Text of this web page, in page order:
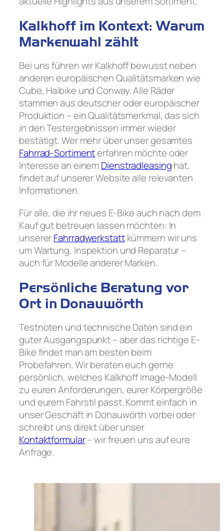
Kalkhoff im Kontext: Warum
Markenwahl zählt
Bei uns führen wir Kalkhoff bewusst neben
anderen europäischen Qualitätsmarken wie
Cube, Haibike und Conway. Alle Räder
stammen aus deutscher oder europäischer
Produktion – ein Qualitätsmerkmal, das sich
in den Testergebnissen immer wieder
bestätigt. Wer mehr über unser gesamtes
Fahrrad-Sortimenterfahren möchte oder
Interesse an einemDienstradleasinghat,
findet auf unserer Website alle relevanten
Informationen.
Für alle, die ihr neues E-Bike auch nach dem
Kauf gut betreuen lassen möchten: In
unsererFahrradwerkstattkümmern wir uns
um Wartung, Inspektion und Reparatur –
auch für Modelle anderer Marken.
Persönliche Beratung vor
Ort in Donauwörth
Testnoten und technische Daten sind ein
guter Ausgangspunkt – aber das richtige E-
Bike findet man am besten beim
Probefahren. Wir beraten euch gerne
persönlich, welches Kalkhoff Image-Modell
zu euren Anforderungen, eurer Körpergröße
und eurem Fahrstil passt. Kommt einfach in
unser Geschäft in Donauwörth vorbei oder
schreibt uns direkt über unser
Kontaktformular– wir freuen uns auf eure
Anfrage.